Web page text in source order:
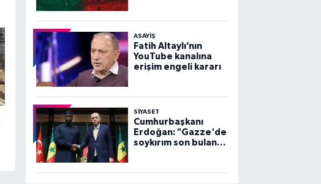
ASAYİŞ
Fatih Altaylı’nın
YouTube kanalına
erişim engeli kararı
SİYASET
Cumhurbaşkanı
Erdoğan: "Gazze'de
soykırım son bulana